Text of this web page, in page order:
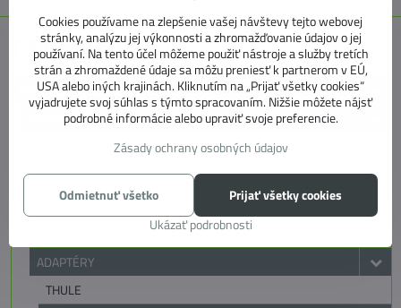
E SHOP KATEGÓRIE
MARKÍZY, PREDSTANY, KOBERCE
MARKÍZY
STENOVÉ MARKÍZY
STREŠNÉ MARKÍZY
VAČKOVÉ MARKÍZY
MARKÍZY PRE MINIVANY A CAMPERVANY
ADAPTÉRY
THULE
Cookies používame na zlepšenie vašej návštevy tejto webovej
stránky, analýzu jej výkonnosti a zhromažďovanie údajov o jej
používaní. Na tento účel môžeme použiť nástroje a služby tretích
strán a zhromaždené údaje sa môžu preniesť k partnerom v EÚ,
USA alebo iných krajinách. Kliknutím na „Prijať všetky cookies“
vyjadrujete svoj súhlas s týmto spracovaním. Nižšie môžete nájsť
podrobné informácie alebo upraviť svoje preferencie.
Zásady ochrany osobných údajov
Ukázať podrobnosti
Prijať všetky cookies
Odmietnuť všetko